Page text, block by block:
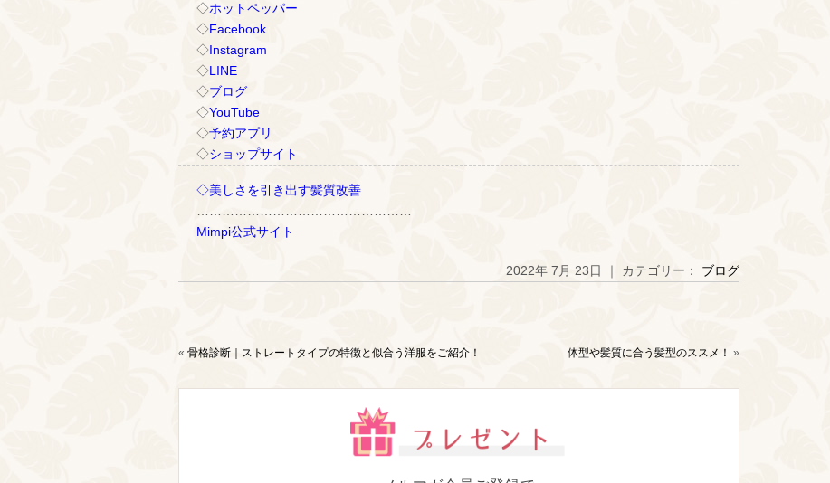
◇ホットペッパー
◇Facebook
◇Instagram
◇LINE
◇ブログ
◇YouTube
◇予約アプリ
◇ショップサイト
◇美しさを引き出す髪質改善
Mimpi公式サイト
2022年 7月 23日 ｜ カテゴリー： ブログ
« 骨格診断｜ストレートタイプの特徴と似合う洋服をご紹介！ 体型や髪質に合う髪型のススメ！ »